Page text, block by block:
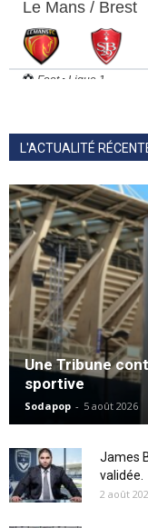
L'ACTUALITÉ
Une Tribune
sportive
Sodapop - 5 août 2026
James
validée.
2 août